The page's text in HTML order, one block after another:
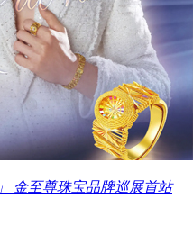
金至尊珠宝品牌巡展首站